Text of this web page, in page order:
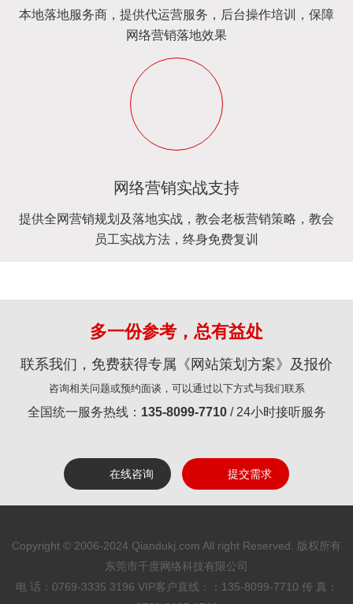
本地落地服务商，提供代运营服务，后台操作培训，保障
网络营销落地效果
网络营销实战支持
提供全网营销规划及落地实战，教会老板营销策略，教会
员工实战方法，终身免费复训
多一份参考，总有益处
联系我们，免费获得专属《网站策划方案》及报价
咨询相关问题或预约面谈，可以通过以下方式与我们联系
全国统一服务热线： 135-8099-7710/ 24小时接听服务
在线咨询 提交需求
Copyright © 2006-2024 Qiandukj.com All right Reserved. 版权所有
东莞市千度网络科技有限公司
电 话：0769-3335 3196 VIP客户直线：：135-8099-7710 传 真：